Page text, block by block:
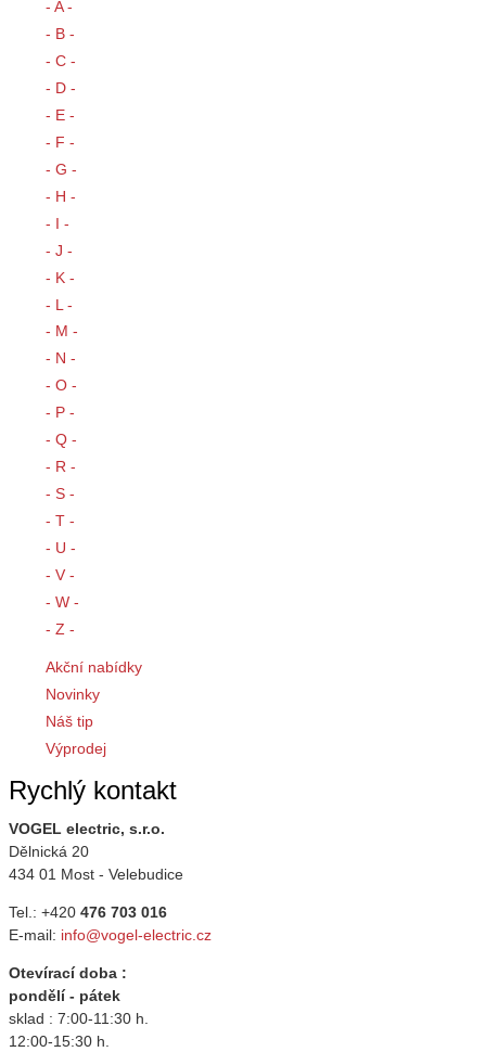
- A -
- B -
- C -
- D -
- E -
- F -
- G -
- H -
- I -
- J -
- K -
- L -
- M -
- N -
- O -
- P -
- Q -
- R -
- S -
- T -
- U -
- V -
- W -
- Z -
Akční nabídky
Novinky
Náš tip
Výprodej
Rychlý kontakt
VOGEL electric, s.r.o.
Dělnická 20
434 01 Most - Velebudice
Tel.: +420 476 703 016
E-mail: info@vogel-electric.cz
Otevírací doba :
pondělí - pátek
sklad : 7:00-11:30 h.
12:00-15:30 h.